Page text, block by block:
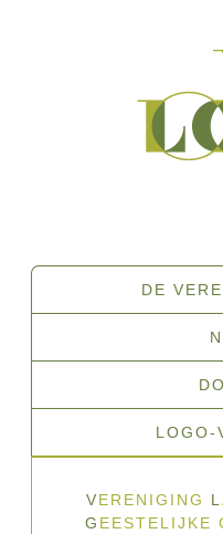
Hoofdnavigatie
DE
LOGO-
VERENIGING L
G EESTELIJKE